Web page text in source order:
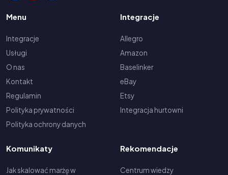
Menu
Integracje
Usługi
O nas
Kontakt
Regulamin
Polityka prywatności
Polityka ochrony danych
Integracje
Allegro
Amazon
Baselinker
eBay
Etsy
Integracja hurtowni
Komunikaty
Jak skalować marżę w
Rekomendacje
Centrum wiedzy